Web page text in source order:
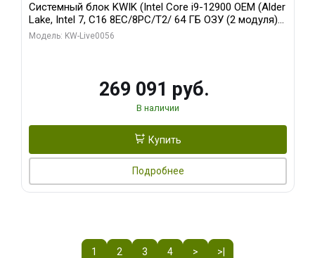
Системный блок KWIK (Intel Core i9-12900 OEM (Alder
Lake, Intel 7, C16 8EC/8PC/T2/ 64 ГБ ОЗУ (2 модуля)/
Palit RTX5080 INFINITY 3 OC 16GB GDDR7 256bit 3xDP
Модель: KW-Live0056
269 091 руб.
В наличии
Купить
Подробнее
1 2 3 4 > >|